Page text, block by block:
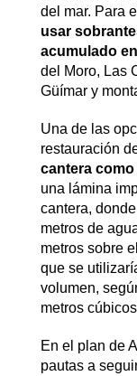
del mar. Para
usar
acumulado
del Moro, Las
Güímar y
Una de las
restauración
cantera como
una lámina
cantera,
metros de
metros sobre
que se
volumen,
metros
En el plan de
pautas a